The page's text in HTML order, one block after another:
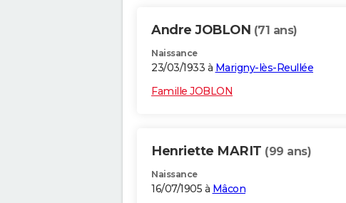
Andre JOBLON (71 ans)
Naissance
23/03/1933 à Marigny-lès-Reullée
Famille JOBLON
Henriette MARIT (99 ans)
Naissance
16/07/1905 à Mâcon